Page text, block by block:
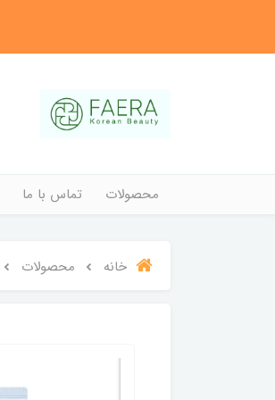
محصولات تماس با ما
خانه محصولات